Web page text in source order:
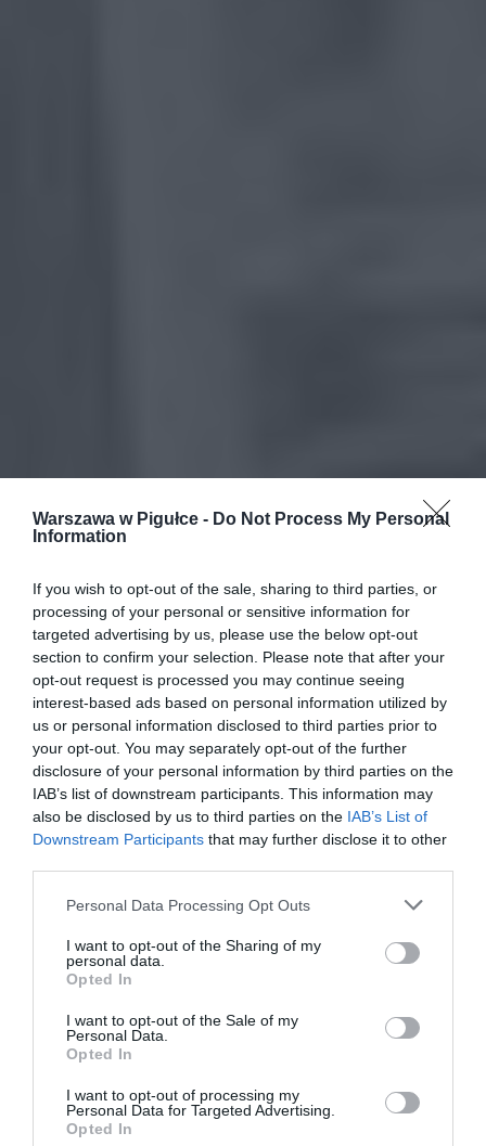
Warszawa w Pigułce - Do Not Process My Personal
Information
If you wish to opt-out of the sale, sharing to third parties, or
processing of your personal or sensitive information for
targeted advertising by us, please use the below opt-out
section to confirm your selection. Please note that after your
opt-out request is processed you may continue seeing
interest-based ads based on personal information utilized by
us or personal information disclosed to third parties prior to
your opt-out. You may separately opt-out of the further
disclosure of your personal information by third parties on the
IAB’s list of downstream participants. This information may
also be disclosed by us to third parties on the IAB’s List of
Downstream Participants that may further disclose it to other
Personal Data Processing Opt Outs
I want to opt-out of the Sharing of my
personal data.
Opted In
I want to opt-out of the Sale of my
Personal Data.
Opted In
I want to opt-out of processing my
Personal Data for Targeted Advertising.
Opted In